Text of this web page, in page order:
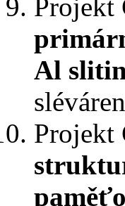
Projekt
Al
Projekt